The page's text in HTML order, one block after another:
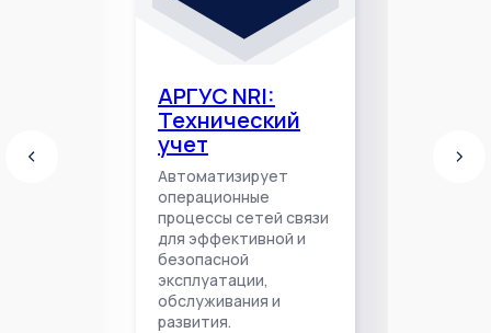
АРГУС NRI:
Технический
учет
Автоматизирует
операционные
процессы сетей связи
для эффективной и
безопасной
эксплуатации,
обслуживания и
развития.